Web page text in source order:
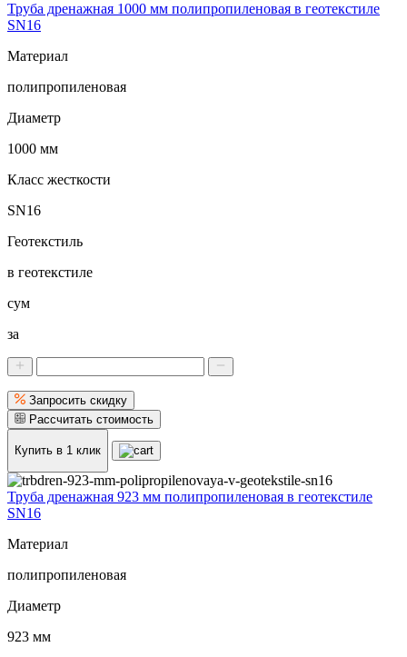
Труба дренажная 1000 мм полипропиленовая в геотекстиле
SN16
Материал
полипропиленовая
Диаметр
1000 мм
Класс жесткости
SN16
Геотекстиль
в геотекстиле
сум
за
Запросить скидку
Рассчитать стоимость
Купить в 1 клик
Труба дренажная 923 мм полипропиленовая в геотекстиле
SN16
Материал
полипропиленовая
Диаметр
923 мм